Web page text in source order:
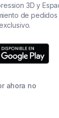
3D y
de
ahora no